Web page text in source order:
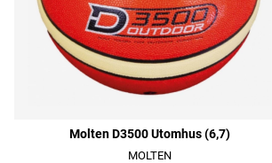
Molten D3500 Utomhus (6,7)
MOLTEN